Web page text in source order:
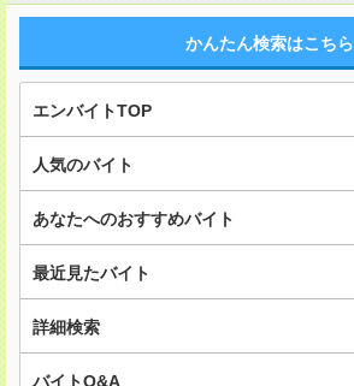
かんたん検索はこちら
エンバイトTOP
人気のバイト
あなたへのおすすめバイト
最近見たバイト
詳細検索
バイトQ&A